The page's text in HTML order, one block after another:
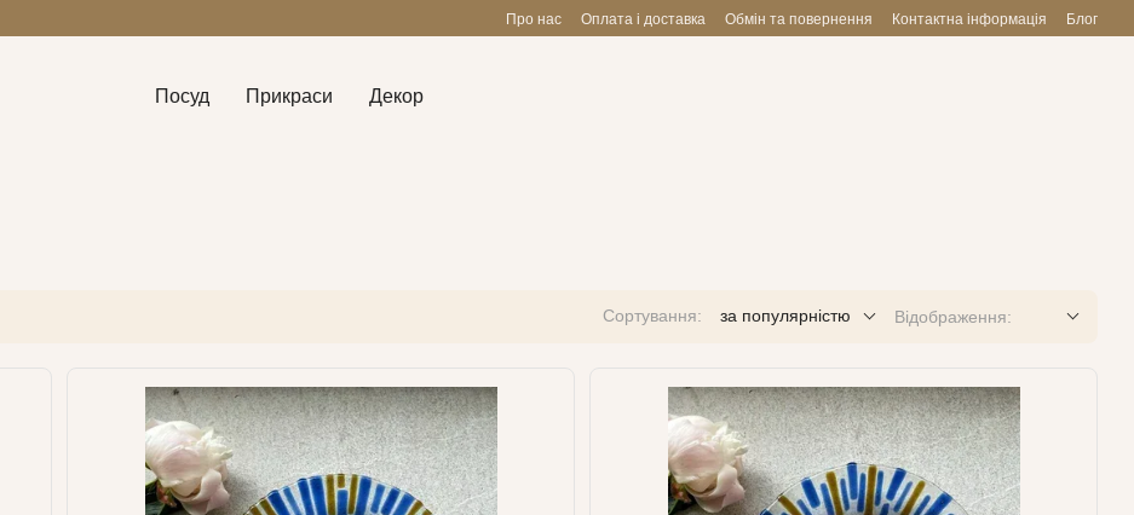
Про нас Оплата і доставка Обмін та повернення Контактна інформація Блог
Посуд Прикраси Декор
Сортування: за популярністю Відображення: